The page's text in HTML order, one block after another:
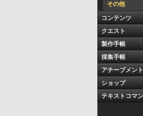
その他
コンテンツ
クエスト
製作手帳
採集手帳
アチーブメント
ショップ
テキストコマ